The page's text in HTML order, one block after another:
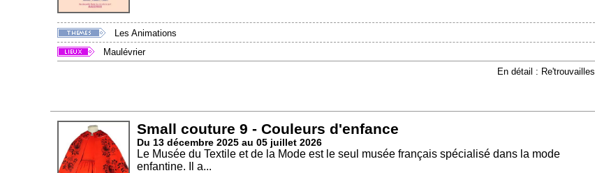
Les Animations
Maulévrier
En détail : Re'trouvailles
Small couture 9 - Couleurs d'enfance
Du 13 décembre 2025 au 05 juillet 2026
Le Musée du Textile et de la Mode est le seul musée français spécialisé dans la mode
enfantine. Il a...